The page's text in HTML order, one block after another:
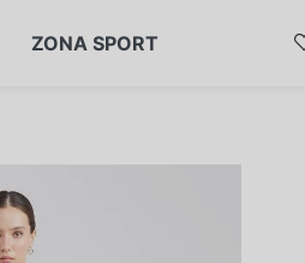
ZONA SPORT